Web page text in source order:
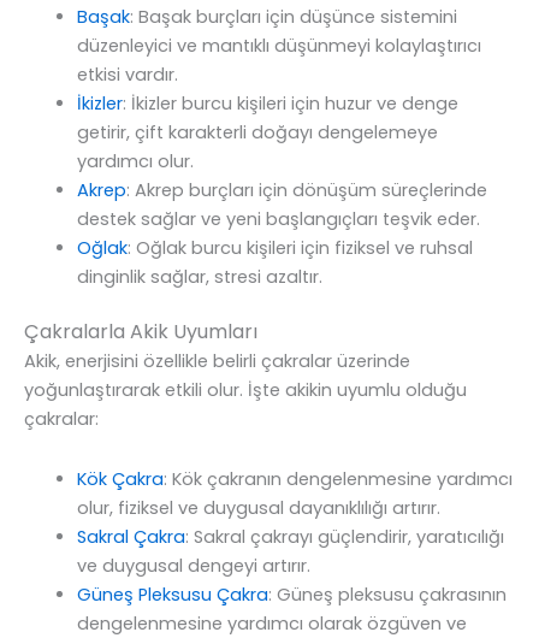
Başak: Başak burçları için düşünce sistemini
düzenleyici ve mantıklı düşünmeyi kolaylaştırıcı
etkisi vardır.
İkizler: İkizler burcu kişileri için huzur ve denge
getirir, çift karakterli doğayı dengelemeye
yardımcı olur.
Akrep: Akrep burçları için dönüşüm süreçlerinde
destek sağlar ve yeni başlangıçları teşvik eder.
Oğlak: Oğlak burcu kişileri için fiziksel ve ruhsal
dinginlik sağlar, stresi azaltır.
Çakralarla Akik Uyumları
Akik, enerjisini özellikle belirli çakralar üzerinde
yoğunlaştırarak etkili olur. İşte akikin uyumlu olduğu
çakralar:
Kök Çakra: Kök çakranın dengelenmesine yardımcı
olur, fiziksel ve duygusal dayanıklılığı artırır.
Sakral Çakra: Sakral çakrayı güçlendirir, yaratıcılığı
ve duygusal dengeyi artırır.
Güneş Pleksusu Çakra: Güneş pleksusu çakrasının
dengelenmesine yardımcı olarak özgüven ve